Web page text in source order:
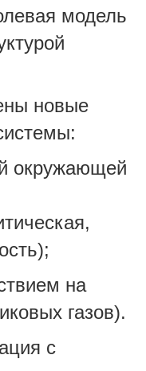
модель
новые
окружающей
на
газов).
с